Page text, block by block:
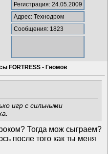
Регистрация: 24.05.2009
Адрес: Технодром
Сообщения: 1823
FORTRESS - Гномов
игр с сильными
Тогда мож сыграем?
после того как ты меня